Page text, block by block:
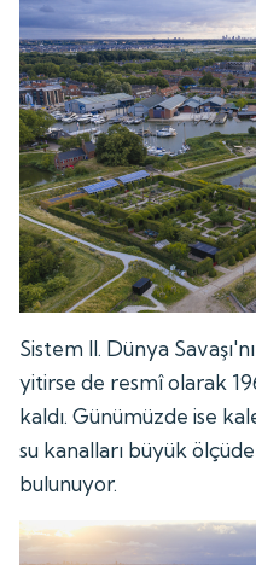
Sistem II. Dünya
yitirse de resmî olarak
kaldı. Günümüzde ise
su kanalları büyük
bulunuyor.